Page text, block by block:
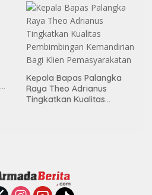
ke-81
Kepala Bapas Palangka
Raya Theo Adrianus
Tingkatkan Kualitas